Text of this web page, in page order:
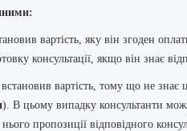
вартість, яку він згоден
консультації, якщо він знає
вартість, тому що не знає
). В цьому випадку консультанти
пропозиції відповідного